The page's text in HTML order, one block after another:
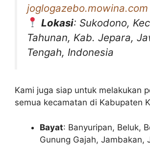
joglogazebo.mowina.com
Lokasi: Sukodono,
Tahunan, Kab. Jepara,
Tengah, Indonesia
Kami juga siap untuk melakukan
semua kecamatan di Kabupaten
Bayat: Banyuripan, Beluk,
Gunung Gajah, Jambakan,